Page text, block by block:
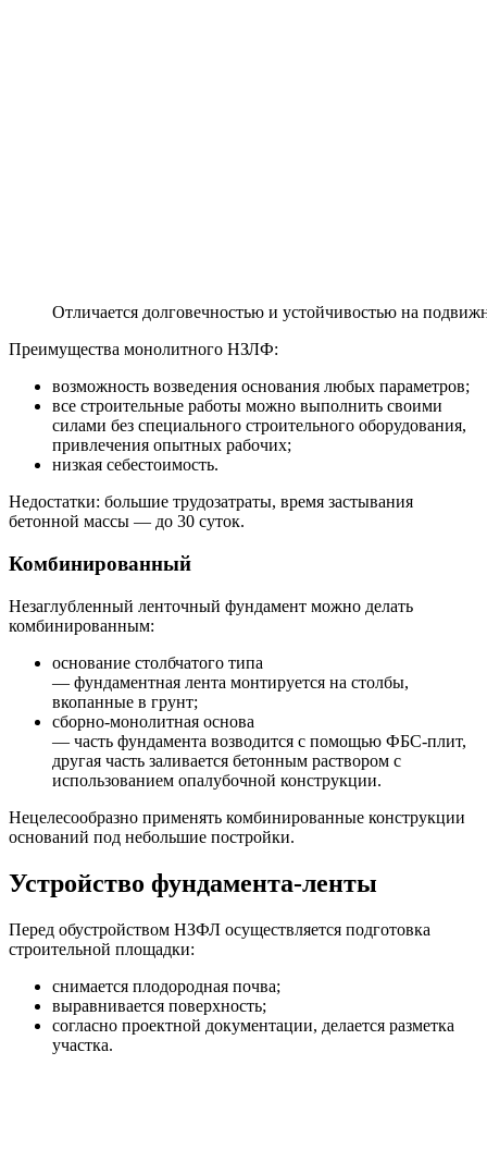
Отличается долговечностью и устойчивостью на
Преимущества монолитного НЗЛФ:
возможность возведения основания любых параметров;
все строительные работы можно выполнить своими
силами без специального строительного оборудования,
привлечения опытных рабочих;
низкая себестоимость.
Недостатки: большие трудозатраты, время застывания
бетонной массы — до 30 суток.
Комбинированный
Незаглубленный ленточный фундамент можно делать
комбинированным:
основание столбчатого типа
— фундаментная лента монтируется на столбы,
вкопанные в грунт;
сборно-монолитная основа
— часть фундамента возводится с помощью ФБС-плит,
другая часть заливается бетонным раствором с
использованием опалубочной конструкции.
Нецелесообразно применять комбинированные конструкции
оснований под небольшие постройки.
Устройство фундамента-ленты
Перед обустройством НЗФЛ осуществляется подготовка
строительной площадки:
снимается плодородная почва;
выравнивается поверхность;
согласно проектной документации, делается разметка
участка.